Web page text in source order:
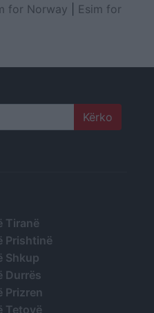
for Norway
Esim for
Tiranë
Prishtinë
Shkup
Durrës
Prizren
Tetovë